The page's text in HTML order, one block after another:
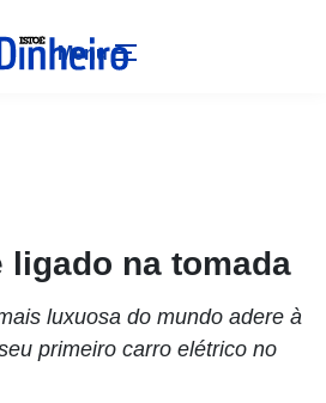
Menu
ligado na tomada
luxuosa do mundo adere à
primeiro carro elétrico no